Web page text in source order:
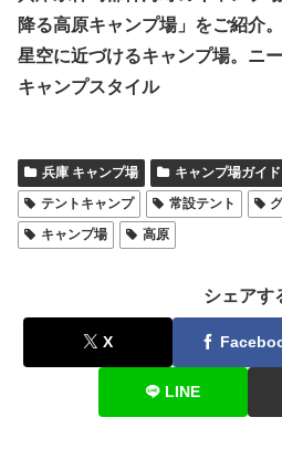
降る高原キャンプ場」をご紹介
星空に近づけるキャンプ場。ニ
キャンプスタイル
兵庫 キャンプ場 キャンプ場ガイド
テントキャンプ
常設テント
キャンプ場
高原
シェアす
X
LINE